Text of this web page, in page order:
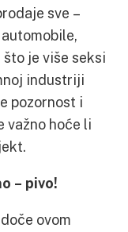
sve –
što je više seksi
industriji
pozornost i
važno hoće li
– pivo!
ovom